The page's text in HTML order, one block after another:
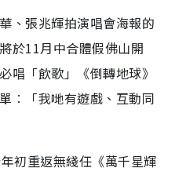
、張兆輝拍演唱會海報的
於11月中合體假佛山開
唱「飲歌」《倒轉地球》
︰「我哋有遊戲、互動同
初重返無綫任《萬千星輝